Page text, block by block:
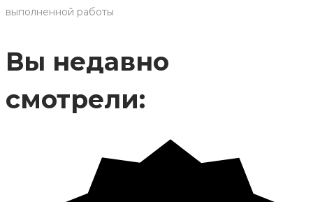
выполненной работы
Вы недавно
смотрели: